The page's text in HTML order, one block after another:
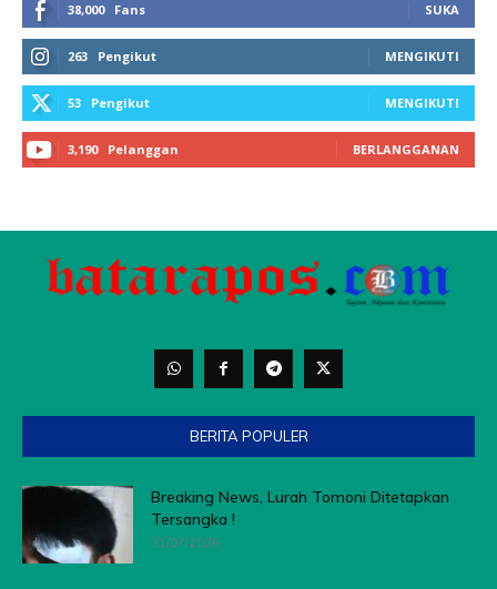
38,000 Fans SUKA
263 Pengikut MENGIKUTI
53 Pengikut MENGIKUTI
3,190 Pelanggan BERLANGGANAN
BERITA POPULER
Breaking News, Lurah Tomoni Ditetapkan
Tersangka !
31/07/2026